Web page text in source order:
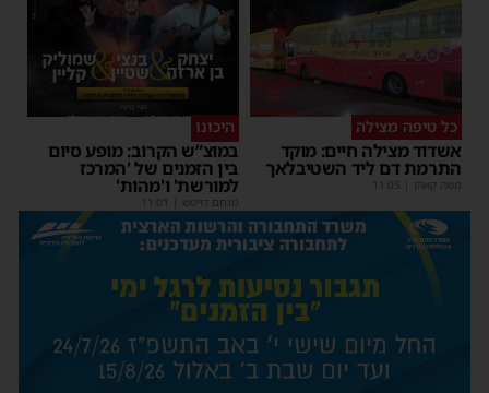
כל טיפה מצילה
אשדוד מצילה חיים: מוקד
התרמת דם ליד השטיבלאך
משה קאהן |
11:05
היכונו
במוצ”ש הקרוב: מופע סיום
בין הזמנים של 'המרכז
למורשת' ו'מהות'
מנחם דויטש |
11:01